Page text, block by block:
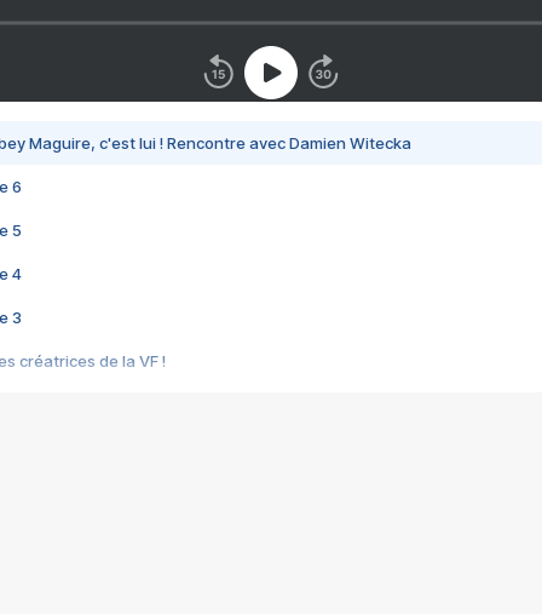
Maguire, c'est lui ! Rencontre avec Damien Witecka
6
5
4
3
créatrices de la VF !